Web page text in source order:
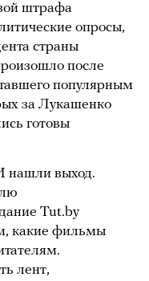
штрафа
опросы,
страны
после
популярным
за Лукашенко
готовы
нашли выход.
Tut.by
какие фильмы
лент,